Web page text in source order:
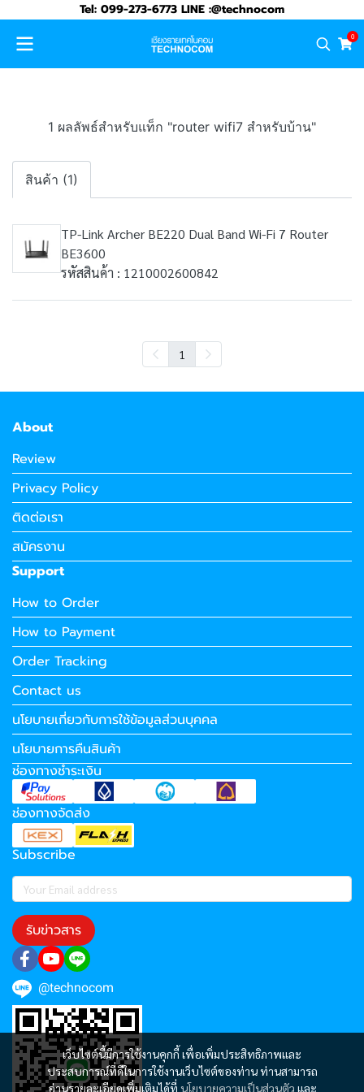
Tel: 099-273-6773 LINE :@technocom
0
1 ผลลัพธ์สำหรับแท็ก "router wifi7 สำหรับบ้าน"
สินค้า (1)
TP-Link Archer BE220 Dual Band Wi-Fi 7 Router
BE3600
รหัสสินค้า : 1210002600842
1
เว็บไซต์นี้มีการใช้งานคุกกี้ เพื่อเพิ่มประสิทธิภาพและ
ประสบการณ์ที่ดีในการใช้งานเว็บไซต์ของท่าน ท่านสามารถ
อ่านรายละเอียดเพิ่มเติมได้ที่ นโยบายความเป็นส่วนตัว และ
About
Review
Privacy Policy
ติดต่อเรา
สมัครงาน
Support
How to Order
How to Payment
Order Tracking
Contact us
นโยบายเกี่ยวกับการใช้ข้อมูลส่วนบุคคล
นโยบายการคืนสินค้า
ช่องทางชำระเงิน
ช่องทางจัดส่ง
Subscribe
รับข่าวสาร
@technocom